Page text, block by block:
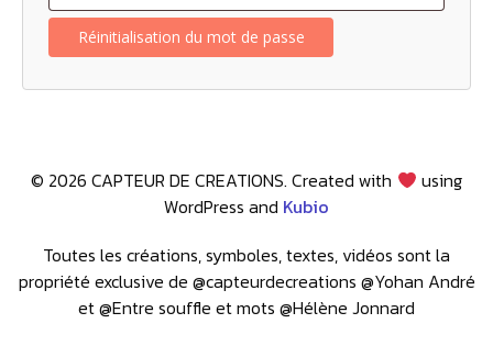
Réinitialisation du mot de passe
© 2026 CAPTEUR DE CREATIONS. Created with
using
WordPress and Kubio
Toutes les créations, symboles, textes, vidéos sont la
propriété exclusive de @capteurdecreations @Yohan André
et @Entre souffle et mots @Hélène Jonnard